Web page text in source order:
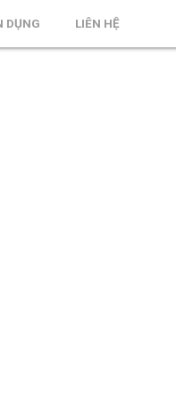
DỤNG LIÊN HỆ